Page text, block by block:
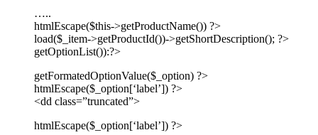
…..
htmlEscape($this->getProductName()) ?>
load($_item->getProductId())->getShortDescription(); ?>
getOptionList()):?>
getFormatedOptionValue($_option) ?>
htmlEscape($_option[‘label’]) ?>
<dd class=”truncated”>
htmlEscape($_option[‘label’]) ?>